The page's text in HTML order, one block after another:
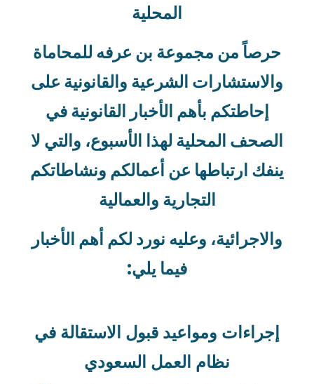
المحلية
حرصاً من مجموعة بن عرفه للمحاماة
والاستشارات الشرعية والقانونية على
إحاطتكم بأهم الأخبار القانونية في
الصحف المحلية لهذا الأسبوع، والتي لا
ينفك ارتباطها عن أعمالكم ونشاطاتكم
التجارية والعمالية
والاجرائية، وعليه نورد لكم أهم الأخبار
فيما يلي:
إجراءات ومواعيد قبول الاستقالة في
نظام العمل السعودي